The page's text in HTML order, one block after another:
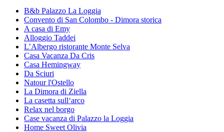
B&b Palazzo La Loggia
Convento di San Colombo - Dimora storica
A casa di Emy
Alloggio Taddei
L’Albergo ristorante Monte Selva
Casa Vacanza Da Cris
Casa Hemingway
Da Sciuri
Natour l'Ostello
La Dimora di Ziella
La casetta sull‘arco
Relax nel borgo
Case vacanza di Palazzo la Loggia
Home Sweet Olivia